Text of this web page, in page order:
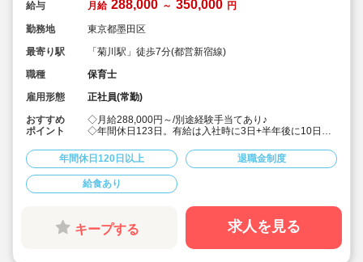
給与 月給 288,000 ～ 350,000 円
勤務地
東京都墨田区
最寄り駅
「菊川駅」徒歩7分(都営新宿線)
職種
保育士
雇用形態
正社員(常勤)
おすすめ
ポイント
◇月給288,000円～/別途経験手当てあり♪
◇年間休日123日。有給は入社時に3日+半年後に10日付
◇借り上げ社宅制度あり！(敷金礼金なし)
◇介護休暇・産前産後休暇・育児休暇の取得率100％！
復帰率も83％♪
◇男性保育士も数多く活躍中の法人です！
どもたち一人ひとりに寄り添う保育を行っています。
◇各種研修を無理なく実施しているので、ブランクある
方や未経験の方も安心。主任や園長を目指す方のサポー
年間休日120日以上 退職金制度
給食あり
キープする 求人を見る